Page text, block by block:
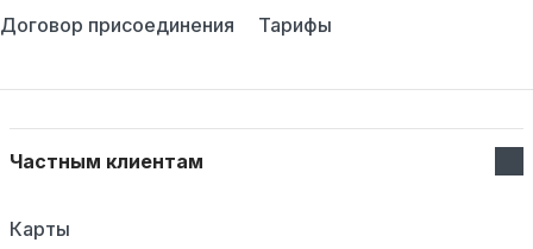
Договор присоединения
Тарифы
Частным клиентам
Карты